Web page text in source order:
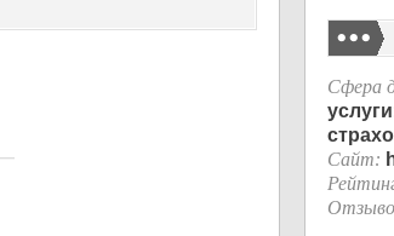
Сфера
Сайт: